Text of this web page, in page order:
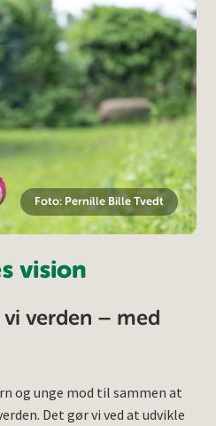
Foto: Pernille Bille Tvedt
vision
verden – med
og unge mod til sammen at
Det gør vi ved at udvikle